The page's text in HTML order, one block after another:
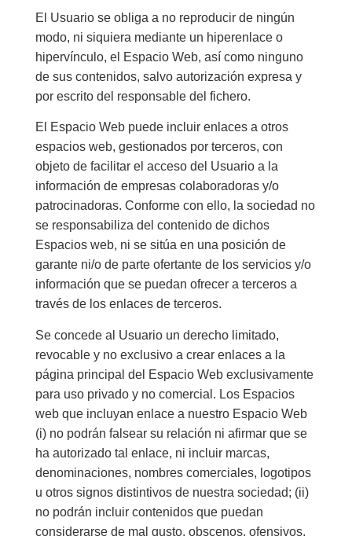
El Usuario se obliga a no reproducir de ningún
modo, ni siquiera mediante un hiperenlace o
hipervínculo, el Espacio Web, así como ninguno
de sus contenidos, salvo autorización expresa y
por escrito del responsable del fichero.
El Espacio Web puede incluir enlaces a otros
espacios web, gestionados por terceros, con
objeto de facilitar el acceso del Usuario a la
información de empresas colaboradoras y/o
patrocinadoras. Conforme con ello, la sociedad no
se responsabiliza del contenido de dichos
Espacios web, ni se sitúa en una posición de
garante ni/o de parte ofertante de los servicios y/o
información que se puedan ofrecer a terceros a
través de los enlaces de terceros.
Se concede al Usuario un derecho limitado,
revocable y no exclusivo a crear enlaces a la
página principal del Espacio Web exclusivamente
para uso privado y no comercial. Los Espacios
web que incluyan enlace a nuestro Espacio Web
(i) no podrán falsear su relación ni afirmar que se
ha autorizado tal enlace, ni incluir marcas,
denominaciones, nombres comerciales, logotipos
u otros signos distintivos de nuestra sociedad; (ii)
no podrán incluir contenidos que puedan
considerarse de mal gusto, obscenos, ofensivos,